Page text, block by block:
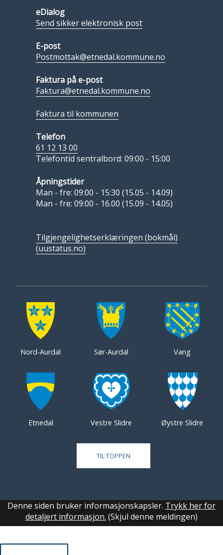
eDialog
Send sikker elektronisk post
E-post
Postmottak@etnedal.kommune.no
Faktura på e-post
Faktura@etnedal.kommune.no
Faktura til kommunen
Telefon
61 12 13 00
Telefontid sentralbord: 09:00 - 15:00
Åpningstider
Man - fre: 09:00 - 15:30 (15.05 - 14.09)
Man - fre: 09:00 - 16.00 (15.09 - 14.05)
Tilgjengelighetserklæringen (bokmål)
(uustatus.no)
Nord-Aurdal Sør-Aurdal Vang
Etnedal Vestre Slidre Øystre Slidre
TIL TOPPEN
Denne siden bruker informasjonskapsler. Trykk her for
detaljert informasjon. (Skjul denne meldingen)